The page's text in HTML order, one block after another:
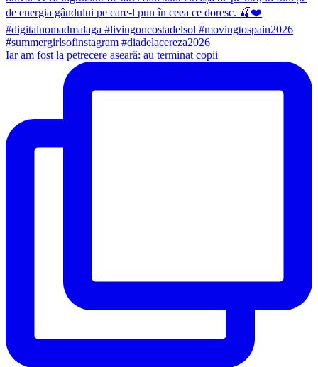
Iar am fost la petrecere aseară: au terminat copii